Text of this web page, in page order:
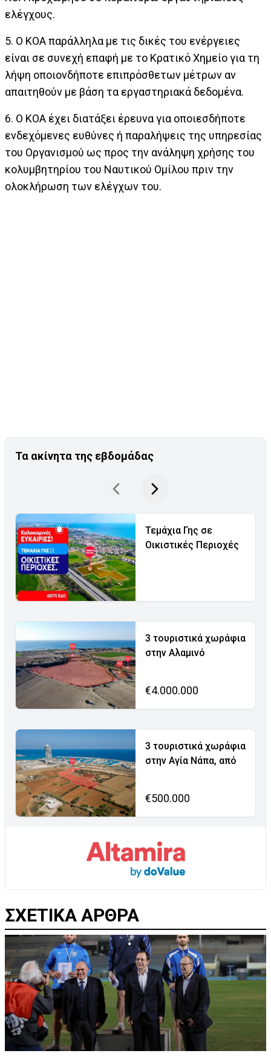
ελέγχους.
5. Ο ΚΟΑ παράλληλα με τις δικές του ενέργειες
είναι σε συνεχή επαφή με το Κρατικό Χημείο για τη
λήψη οποιονδήποτε επιπρόσθετων μέτρων αν
απαιτηθούν με βάση τα εργαστηριακά δεδομένα.
6. Ο ΚΟΑ έχει διατάξει έρευνα για οποιεσδήποτε
ενδεχόμενες ευθύνες ή παραλήψεις της υπηρεσίας
του Οργανισμού ως προς την ανάληψη χρήσης του
κολυμβητηρίου του Ναυτικού Ομίλου πριν την
ολοκλήρωση των ελέγχων του.
Τα ακίνητα της εβδομάδας
Τεμάχια Γης σε
Οικιστικές Περιοχές
3 τουριστικά χωράφια
στην Αλαμινό
€4.000.000
3 τουριστικά χωράφια
στην Αγία Νάπα, από
€500.000
ΣΧΕΤΙΚΑ ΑΡΘΡΑ